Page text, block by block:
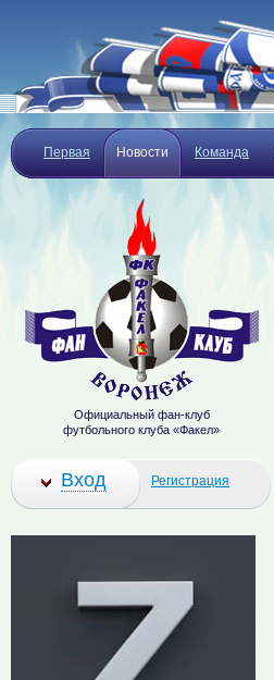
Первая Новости Команда
Официальный фан-клуб
футбольного клуба «Факел»
Вход Регистрация